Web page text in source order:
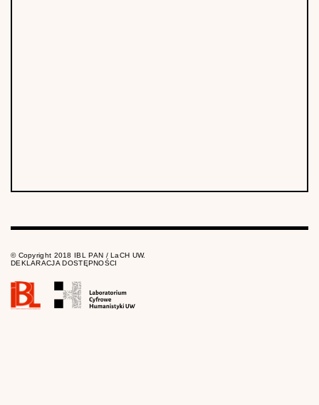
© Copyright 2018 IBL PAN / LaCH UW.
DEKLARACJA DOSTĘPNOŚCI